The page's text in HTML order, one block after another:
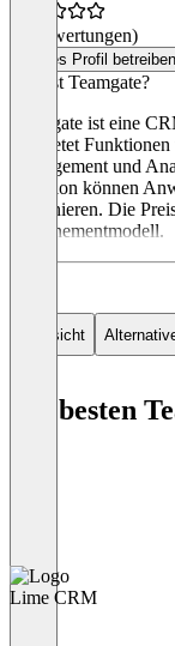
(0 Bewertungen)
Dieses Profil betreiben
Was ist Teamgate?
Teamgate ist eine
Sie bietet
Management und
Funktion können
telefonieren. Die
Abonnementmodell.
Übersicht
Die besten
Lime CRM